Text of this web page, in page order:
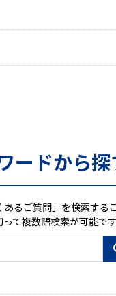
ードから探
るご質問」を検索する
て複数語検索が可能です